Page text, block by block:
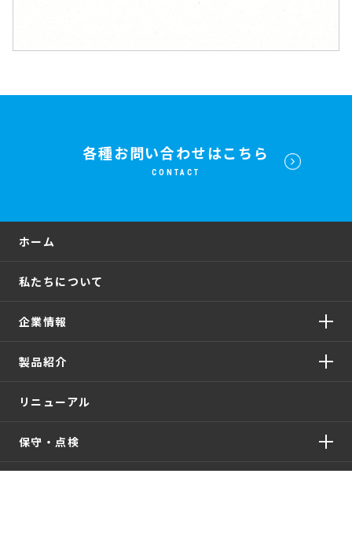
各種お問い合わせはこちら
CONTACT
ホーム
私たちについて
企業情報
製品紹介
リニューアル
保守・点検